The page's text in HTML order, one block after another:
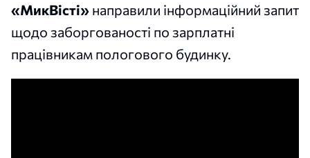
«МикВісті» направили інформаційний запит
щодо заборгованості по зарплатні
працівникам пологового будинку.